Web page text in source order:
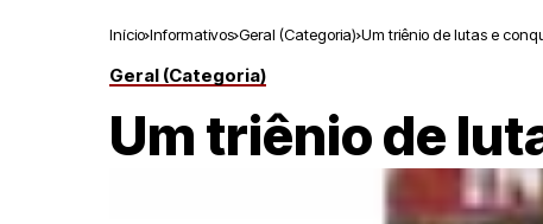
Início Informativos Geral (Categoria) Um triênio de lutas e
Geral (Categoria)
Um triênio de